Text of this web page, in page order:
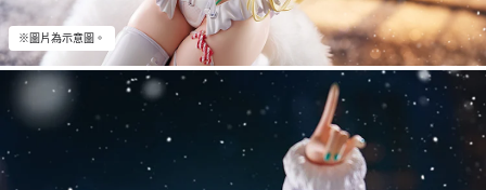
※圖片為示意圖。